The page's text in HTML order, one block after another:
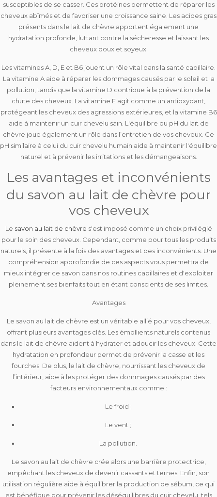
susceptibles de se casser. Ces protéines permettent de réparer les
cheveux abîmés et de favoriser une croissance saine . Les acides gras
présents dans le lait de chèvre apportent également une
hydratation profonde , luttant contre la sécheresse et laissant les
cheveux doux et soyeux.
Les vitamines A, D, E et B6 jouent un rôle vital dans la santé capillaire.
La vitamine A aide à réparer les dommages causés par le soleil et la
pollution , tandis que la vitamine D contribue à la prévention de la
chute des cheveux . La vitamine E agit comme un antioxydant
protégeant les cheveux des agressions extérieures, et la vitamine B6
aide à maintenir un cuir chevelu sain . L'équilibre du pH du lait de
chèvre joue également un rôle dans l’entretien de vos cheveux. Ce
pH similaire à celui du cuir chevelu humain aide à maintenir l'équilibre
naturel et à prévenir les irritations et les démangeaisons.
Les avantages et inconvénients
du savon au lait de chèvre pour
vos cheveux
Le savon au lait de chèvre s'est imposé comme un choix privilégié
pour le soin des cheveux. Cependant, comme pour tous les produits
naturels, il présente à la fois des avantages et des inconvénients. Une
compréhension approfondie de ces aspects vous permettra de
mieux intégrer ce savon dans nos routines capillaires et d'exploiter
pleinement ses bienfaits tout en étant conscients de ses limites.
Avantages
Le savon au lait de chèvre est un véritable allié pour vos cheveux,
offrant plusieurs avantages clés. Les émollients naturels contenus
dans le lait de chèvre aident à hydrater et adoucir les cheveux . Cette
hydratation en profondeur permet de prévenir la casse et les
fourches . De plus, le lait de chèvre, nourrissant les cheveux de
l’intérieur, aide à les protéger des dommages causés par des
facteurs environnementaux comme :
Le froid ;
Le vent ;
La pollution.
Le savon au lait de chèvre crée alors une barrière protectrice
empêchant les cheveux de devenir cassants et ternes. Enfin, son
utilisation régulière aide à équilibrer la production de sébum , ce qui
est bénéfique pour prévenir les déséquilibres du cuir chevelu, tels